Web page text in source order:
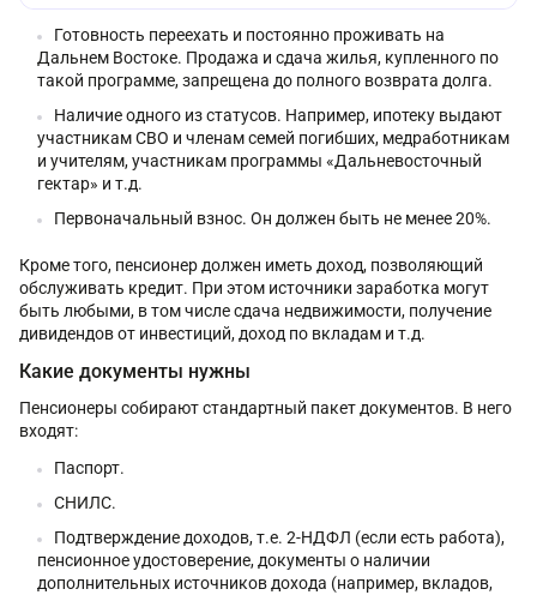
Готовность переехать и постоянно проживать на
Дальнем Востоке. Продажа и сдача жилья, купленного по
такой программе, запрещена до полного возврата долга.
Наличие одного из статусов. Например, ипотеку выдают
участникам СВО и членам семей погибших, медработникам
и учителям, участникам программы «Дальневосточный
гектар» и т.д.
Первоначальный взнос. Он должен быть не менее 20%.
Кроме того, пенсионер должен иметь доход, позволяющий
обслуживать кредит. При этом источники заработка могут
быть любыми, в том числе сдача недвижимости, получение
дивидендов от инвестиций, доход по вкладам и т.д.
Какие документы нужны
Пенсионеры собирают стандартный пакет документов. В него
входят:
Паспорт.
СНИЛС.
Подтверждение доходов, т.е. 2-НДФЛ (если есть работа),
пенсионное удостоверение, документы о наличии
дополнительных источников дохода (например, вкладов,